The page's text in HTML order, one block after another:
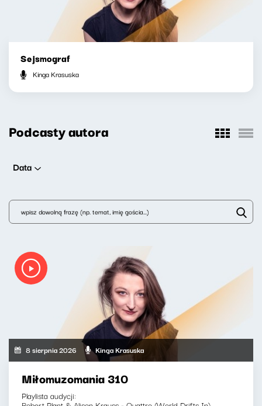
Sejsmograf
Kinga Krasuska
Podcasty autora
Data
8 sierpnia 2026 Kinga Krasuska
Miłomuzomania 310
Playlista audycji: